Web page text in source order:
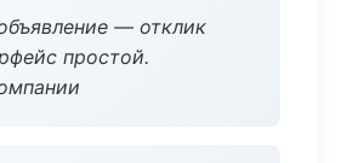
— отклик
простой.